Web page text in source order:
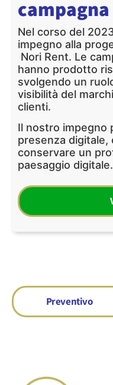
Nel corso del
impegno alla
Nori Rent. Le
hanno prodotto
svolgendo un
visibilità del
clienti.
Il nostro impegno
presenza
conservare un
paesaggio digitale.
Preventivo